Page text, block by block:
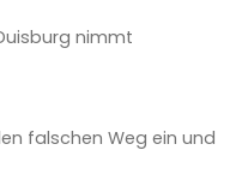
nimmt
falschen Weg ein und